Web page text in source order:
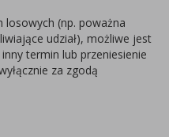
losowych (np. poważna
udział), możliwe jest
termin lub przeniesienie
za zgodą